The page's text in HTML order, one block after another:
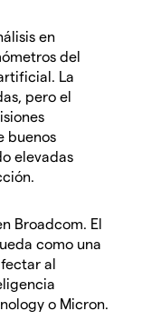
en
del
La
pero el
buenos
elevadas
Broadcom. El
como una
al
o Micron.